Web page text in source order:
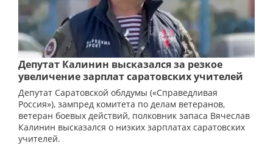
Депутат Калинин высказался за резкое
увеличение зарплат саратовских учителей
Депутат Саратовской облдумы («Справедливая
Россия»), зампред комитета по делам ветеранов,
ветеран боевых действий, полковник запаса Вячеслав
Калинин высказался о низких зарплатах саратовских
учителей.